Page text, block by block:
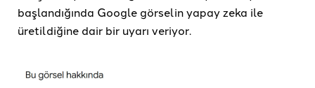
başlandığında Google görselin yapay zeka ile
üretildiğine dair bir uyarı veriyor.